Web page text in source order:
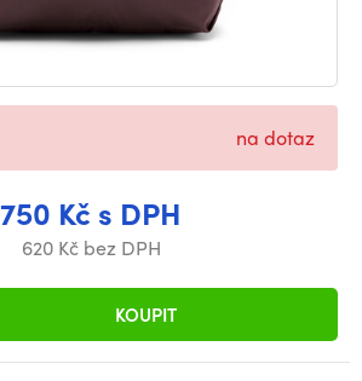
750 Kč s DPH
620 Kč bez DPH
KOUPIT
na dotaz